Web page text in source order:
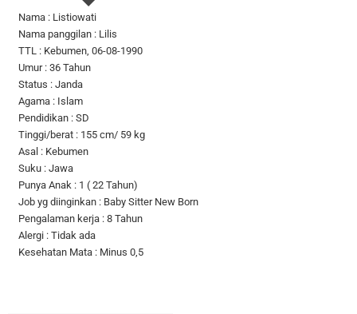
Nama : Listiowati
Nama panggilan : Lilis
TTL : Kebumen, 06-08-1990
Umur : 36 Tahun
Status : Janda
Agama : Islam
Pendidikan : SD
Tinggi/berat : 155 cm/ 59 kg
Asal : Kebumen
Suku : Jawa
Punya Anak : 1 ( 22 Tahun)
Job yg diinginkan : Baby Sitter New Born
Pengalaman kerja : 8 Tahun
Alergi : Tidak ada
Kesehatan Mata : Minus 0,5